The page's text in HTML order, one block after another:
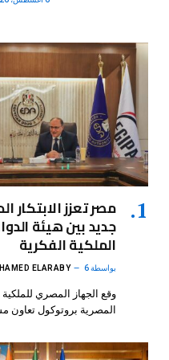
مصر تعزز الابتكار
جديد بين هيئة
الملكية الفكرية
بواسطة ELARABY 6 أغسطس، 2026
وقع الجهاز المصري للملكية
المصرية بروتوكول